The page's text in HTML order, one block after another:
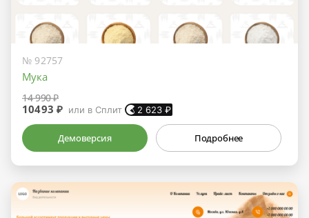
№ 92757
Мука
14 990 ₽
10493 ₽ или в Сплит 2 623 ₽
Демоверсия Подробнее